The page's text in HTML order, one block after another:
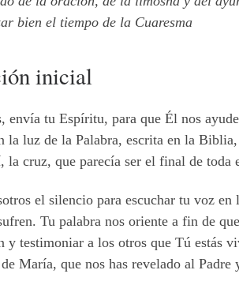
bien el tiempo de la Cuaresma
inicial
envía tu Espíritu, para que Él nos
la luz de la Palabra, escrita en la
la cruz, que parecía ser el final de toda
el silencio para escuchar tu voz
Tu palabra nos oriente a fin de
y testimoniar a los otros que Tú estás
María, que nos has revelado al